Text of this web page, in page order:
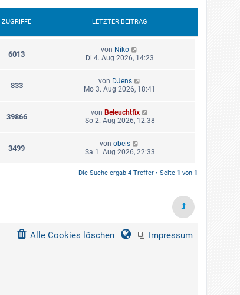
ZUGRIFFE LETZTER BEITRAG
6013 von Niko
Di 4. Aug 2026, 14:23
833 von DJens
Mo 3. Aug 2026, 18:41
39866 von Beleuchtfix
So 2. Aug 2026, 12:38
3499 vonobeis
Sa 1. Aug 2026, 22:33
Die Suche ergab 4 Treffer • Seite 1 von 1
Impressum
Alle Cookies löschen